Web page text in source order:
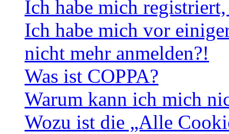
Ich habe mich
Ich habe mich vor
nicht mehr anmelden?!
Was ist COPPA?
Warum kann ich mich
Wozu ist die „Alle